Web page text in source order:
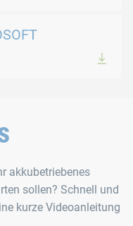
akkubetriebenes
sollen? Schnell und
kurze Videoanleitung